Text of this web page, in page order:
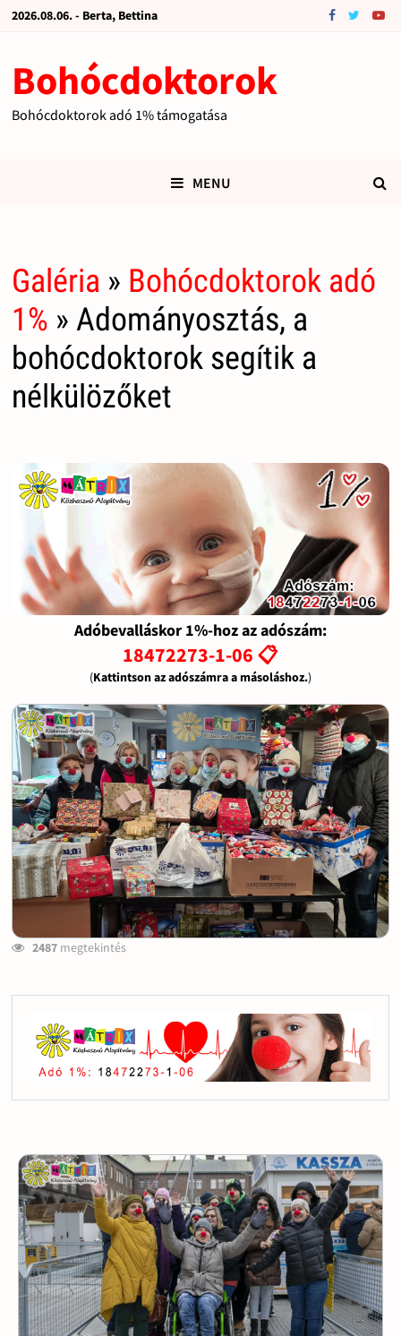
2026.08.06. - Berta, Bettina
Bohócdoktorok
Bohócdoktorok adó 1% támogatása
MENU
Galéria » Bohócdoktorok adó
1% » Adományosztás, a
bohócdoktorok segítik a
nélkülözőket
Adóbevalláskor 1%-hoz az adószám:
18472273-1-06 📋
(Kattintson az adószámra a másoláshoz.)
2487megtekintés